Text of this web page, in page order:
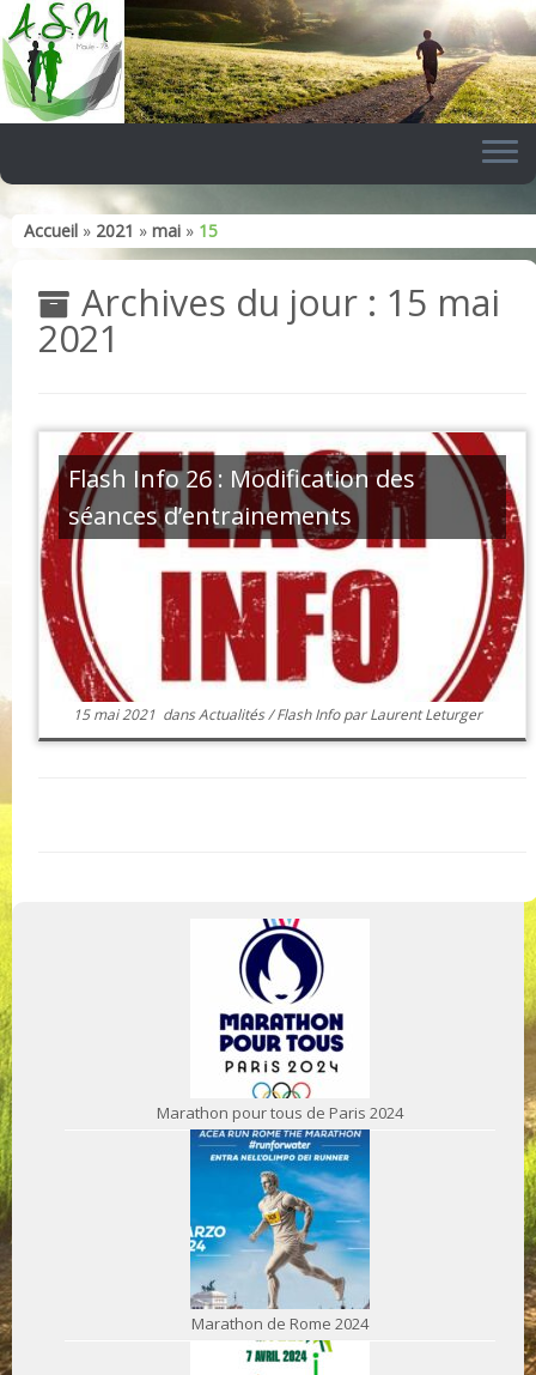
Skip
to
content
Accueil » 2021 » mai » 15
Archives du jour : 15 mai
2021
Flash Info 26 : Modification des
séances d’entrainements
15 mai 2021 dansActualités/Flash InfoparLaurent Leturger
Marathon pour tous de Paris 2024
Marathon de Rome 2024